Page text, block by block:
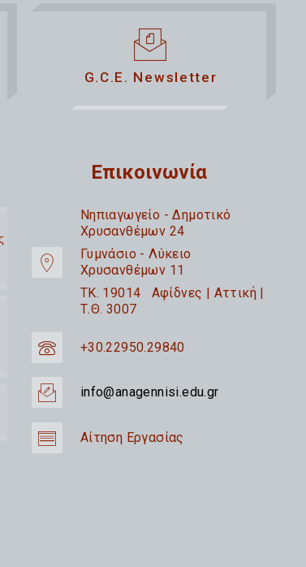
G.C.E. Newsletter
Επικοινωνία
Nηπιαγωγείο - Δημοτικό
Χρυσανθέμων 24
Γυμνάσιο - Λύκειο
Χρυσανθέμων 11
TK. 19014 Αφίδνες | Αττική |
Τ.Θ. 3007
+30.22950.29840
info@anagennisi.edu.gr
Αίτηση Εργασίας